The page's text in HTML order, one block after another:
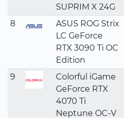
SUPRIM X 24G
8
ASUS ROG Strix
LC GeForce
RTX 3090 Ti OC
Edition
9
Colorful iGame
GeForce RTX
4070 Ti
Neptune OC-V